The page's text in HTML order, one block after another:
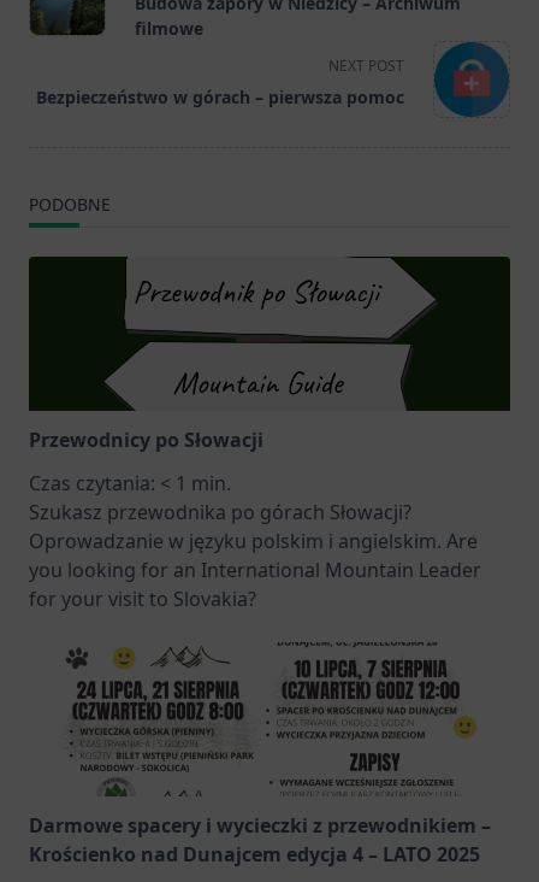
subtitle
reader-
text">Page</span>
filmowe
NEXT POST
Bezpieczeństwo w górach – pierwsza pomoc
PODOBNE
Przewodnicy po Słowacji
Czas czytania: < 1 min.
Szukasz przewodnika po górach Słowacji?
Oprowadzanie w języku polskim i angielskim. Are
you looking for an International Mountain Leader
for your visit to Slovakia?
Darmowe spacery i wycieczki z przewodnikiem –
Krościenko nad Dunajcem edycja 4 – LATO 2025